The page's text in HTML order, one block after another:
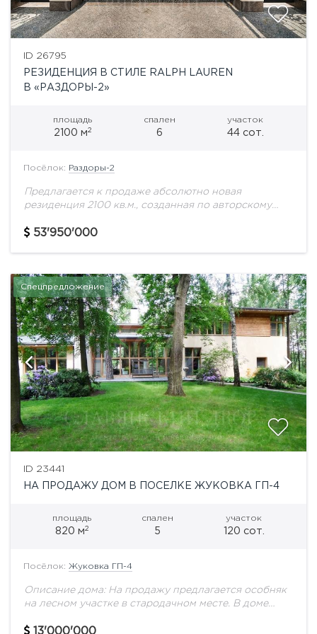
ID 26795
РЕЗИДЕНЦИЯ В СТИЛЕ RALPH LAUREN
В «РАЗДОРЫ-2»
площадь
2100 м2
спален
6
участок
44 сот.
Посёлок: Раздоры-2
Предлагается к продаже абсолютно новая
резиденция 2100 кв.м., созданная по авторскому
архитектуры с интерьером в эстетике Ralph Lauren.
53'950'000
Спецпредложение
ID 23441
НА ПРОДАЖУ ДОМ В ПОСЕЛКЕ ЖУКОВКА ГП-4
площадь
820 м2
спален
5
участок
120 сот.
Посёлок: Жуковка ГП-4
Описание дома: На продажу предлагается особняк
на лесном участке в стародачном месте. В доме
тренажерный зал, 5 спален, 5 с/у. Выполнена
13'000'000